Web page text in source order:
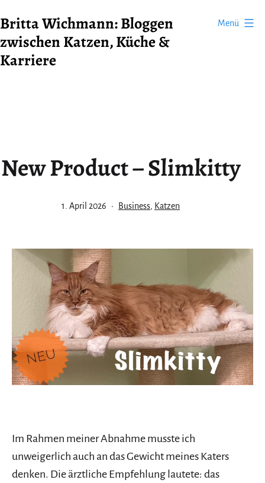
Inhalt
springen
Britta Wichmann: Bloggen
zwischen Katzen, Küche &
Karriere
Menü
New Product – Slimkitty
Veröffentlicht
1. April 2026
Kategorisiert
Business, Katzen
Im Rahmen meiner Abnahme musste ich
unweigerlich auch an das Gewicht meines Katers
denken. Die ärztliche Empfehlung lautete: das